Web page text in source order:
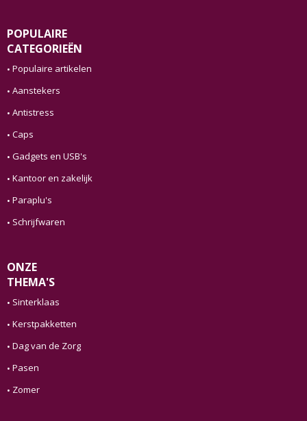
POPULAIRE
CATEGORIEËN
Populaire artikelen
Aanstekers
Antistress
Caps
Gadgets en USB's
Kantoor en zakelijk
Paraplu's
Schrijfwaren
ONZE
THEMA'S
Sinterklaas
Kerstpakketten
Dag van de Zorg
Pasen
Zomer